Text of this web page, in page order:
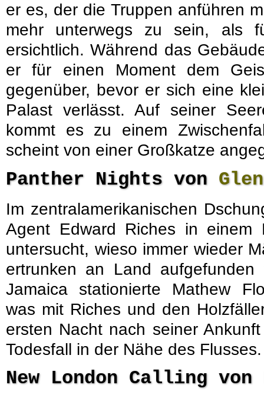
er es, der die Truppen anführen
mehr unterwegs zu sein, als
ersichtlich. Während das
er für einen Moment dem
gegenüber, bevor er sich eine
Palast verlässt. Auf seiner
kommt es zu einem
scheint von einer Großkatze
Panther Nights von
Im zentralamerikanischen
Agent Edward Riches in einem
untersucht, wieso immer wieder
ertrunken an Land
Jamaica stationierte Mathew
was mit Riches und den
ersten Nacht nach seiner
Todesfall in der Nähe des Flusses.
New London Calling von